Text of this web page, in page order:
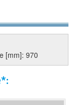
[mm]: 970